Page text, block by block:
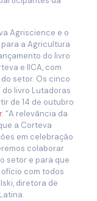
Agriscience e o
a Agricultura
do livro
e IICA, com
setor. Os cinco
do livro Lutadoras
de 14 de outubro
. “A relevância da
a Corteva
em celebração
colaborar
setor e para que
com todos
diretora de